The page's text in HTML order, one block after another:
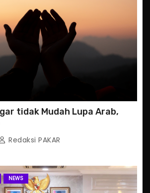
tidak Mudah Lupa Arab,
Redaksi PAKAR
NEWS